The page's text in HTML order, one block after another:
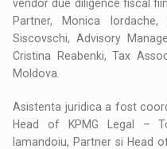
vendor due diligence fiscal
Partner, Monica
Siscovschi, Advisory
Cristina Reabenki, Tax
Moldova.
Asistenta juridica a fost
Head of KPMG Legal –
Iamandoiu, Partner si Head